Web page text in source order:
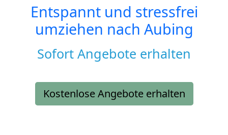
Entspannt und stressfrei
umziehen nach Aubing
Sofort Angebote erhalten
Kostenlose Angebote erhalten